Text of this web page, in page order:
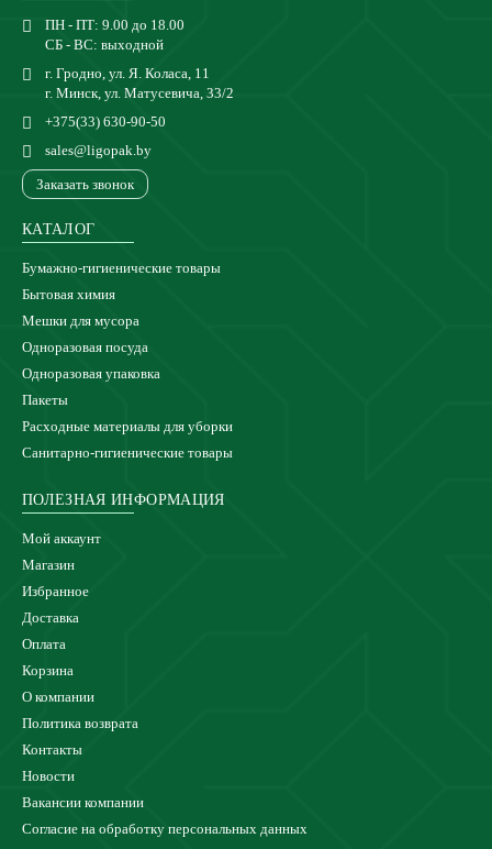
ПН - ПТ: 9.00 до 18.00
СБ - ВС: выходной
г. Гродно, ул. Я. Коласа, 11
г. Минск, ул. Матусевича, 33/2
+375(33) 630-90-50
sales@ligopak.by
Заказать звонок
КАТАЛОГ
Бумажно-гигиенические товары
Бытовая химия
Мешки для мусора
Одноразовая посуда
Одноразовая упаковка
Пакеты
Расходные материалы для уборки
Санитарно-гигиенические товары
ПОЛЕЗНАЯ ИНФОРМАЦИЯ
Мой аккаунт
Магазин
Избранное
Доставка
Оплата
Корзина
О компании
Политика возврата
Контакты
Новости
Вакансии компании
Согласие на обработку персональных данных